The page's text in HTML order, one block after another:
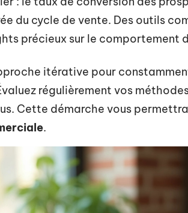
du cycle de vente. Des outils
précieux sur le comportement
itérative pour
régulièrement vos
Cette démarche vous
.